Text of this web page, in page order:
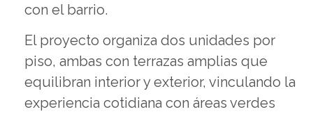
con el barrio.
El proyecto organiza dos unidades por
piso, ambas con terrazas amplias que
equilibran interior y exterior, vinculando la
experiencia cotidiana con áreas verdes